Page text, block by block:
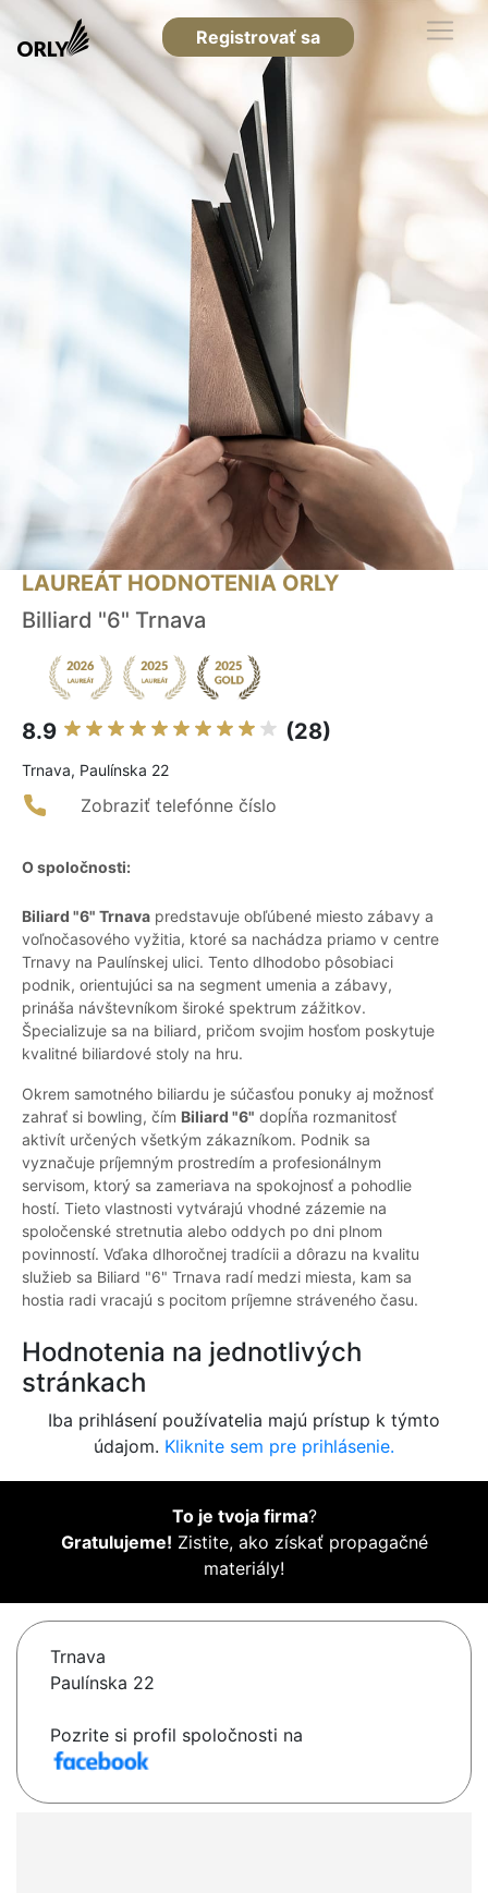
Registrovať sa
LAUREÁT HODNOTENIA ORLY
Billiard "6" Trnava
8.9 (28)
Trnava, Paulínska 22
Zobraziť telefónne číslo
O spoločnosti:
Biliard "6" Trnava predstavuje obľúbené miesto zábavy a
voľnočasového vyžitia, ktoré sa nachádza priamo v centre
Trnavy na Paulínskej ulici. Tento dlhodobo pôsobiaci
podnik, orientujúci sa na segment umenia a zábavy,
prináša návštevníkom široké spektrum zážitkov.
Špecializuje sa na biliard, pričom svojim hosťom poskytuje
kvalitné biliardové stoly na hru.
Okrem samotného biliardu je súčasťou ponuky aj možnosť
zahrať si bowling, čím Biliard "6" dopĺňa rozmanitosť
aktivít určených všetkým zákazníkom. Podnik sa
vyznačuje príjemným prostredím a profesionálnym
servisom, ktorý sa zameriava na spokojnosť a pohodlie
hostí. Tieto vlastnosti vytvárajú vhodné zázemie na
spoločenské stretnutia alebo oddych po dni plnom
povinností. Vďaka dlhoročnej tradícii a dôrazu na kvalitu
služieb sa Biliard "6" Trnava radí medzi miesta, kam sa
hostia radi vracajú s pocitom príjemne stráveného času.
Hodnotenia na jednotlivých
stránkach
Iba prihlásení používatelia majú prístup k týmto
údajom. Kliknite sem pre prihlásenie.
To je tvoja firma?
Gratulujeme! Zistite, ako získať propagačné
materiály!
Trnava
Paulínska 22
Pozrite si profil spoločnosti na